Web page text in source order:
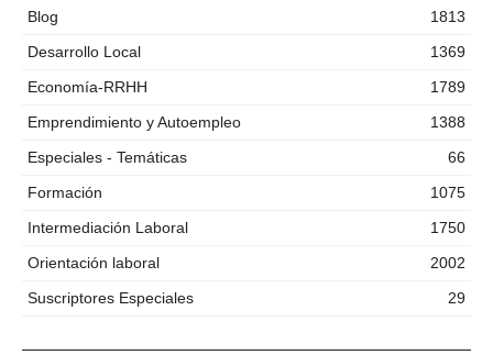
Blog
1813
Desarrollo Local
1369
Economía-RRHH
1789
Emprendimiento y Autoempleo
1388
Especiales - Temáticas
66
Formación
1075
Intermediación Laboral
1750
Orientación laboral
2002
Suscriptores Especiales
29